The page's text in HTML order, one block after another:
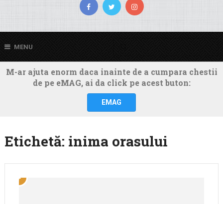
MENU
M-ar ajuta enorm daca inainte de a cumpara chestii
de pe eMAG, ai da click pe acest buton:
EMAG
Etichetă: inima orasului